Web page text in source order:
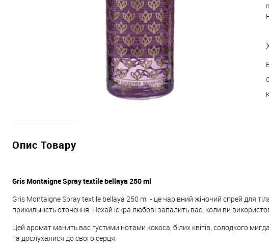
Опис Товару
Gris Montaigne Spray textile bellaya 250 ml
Gris Montaigne Spray textile bellaya 250 ml - це чарівний жіночий спрей для
прихильність оточення. Нехай іскра любові запалить вас, коли ви
Цей аромат манить вас густими нотами кокоса, білих квітів, солодкого
та дослухалися до свого серця.